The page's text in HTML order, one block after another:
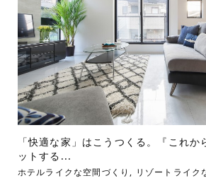
「快適な家」はこうつくる。『これか
ットする...
ホテルライクな空間づくり , リゾートライク